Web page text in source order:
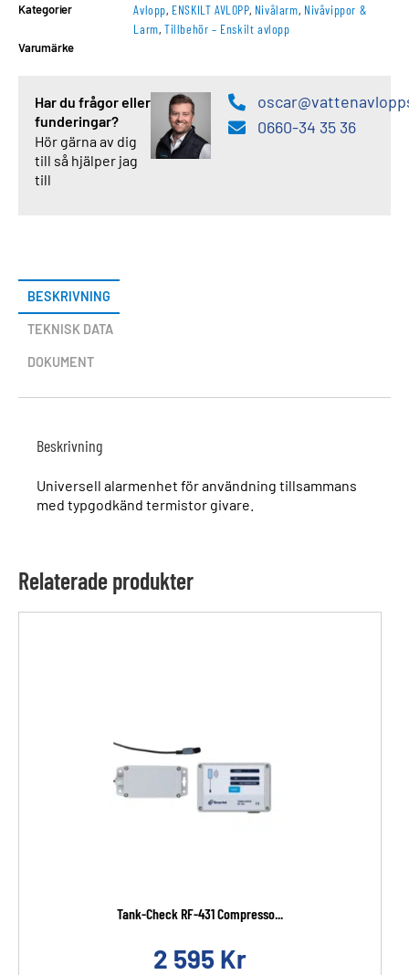
Kategorier
Avlopp, ENSKILT AVLOPP, Nivålarm, Nivåvippor &
Larm,Tillbehör – Enskilt avlopp
Varumärke
Har du frågor eller
funderingar?
Hör gärna av dig
till så hjälper jag
till
0660-34 35 36
BESKRIVNING
TEKNISK DATA
DOKUMENT
Beskrivning
Universell alarmenhet för användning tillsammans
med typgodkänd termistor givare.
Relaterade produkter
Tank-Check RF-431 Compresso...
2 595 Kr